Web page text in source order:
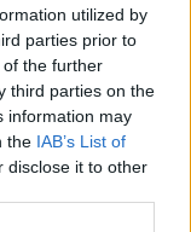
utilized by
parties prior to
the further
third parties on the
information may
the IAB’s List of
disclose it to other